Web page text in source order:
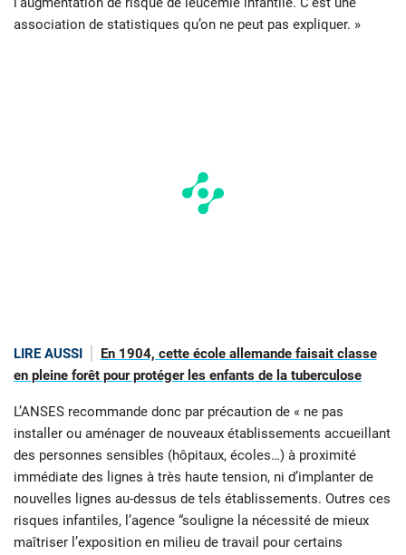
association de statistiques qu’on ne peut pas expliquer. »
LIRE AUSSI
En 1904, cette école allemande faisait classe
en pleine forêt pour protéger les enfants de la tuberculose
L’ANSES recommande donc par précaution de « ne pas
installer ou aménager de nouveaux établissements accueillant
des personnes sensibles (hôpitaux, écoles…) à proximité
immédiate des lignes à très haute tension, ni d’implanter de
nouvelles lignes au-dessus de tels établissements. Outres ces
risques infantiles, l’agence “souligne la nécessité de mieux
maîtriser l’exposition en milieu de travail pour certains